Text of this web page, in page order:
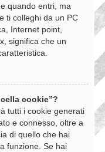
quando entri, ma
ti colleghi da un PC
Internet point,
significa che un
cookie”?
tutti i cookie generati
e connesso, oltre a
di quello che hai
funzione. Se hai